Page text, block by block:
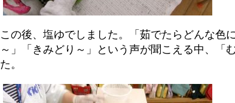
この後、塩ゆでしました。「茹でたらどんな色
～」「きみどり～」という声が聞こえる中、「
た。